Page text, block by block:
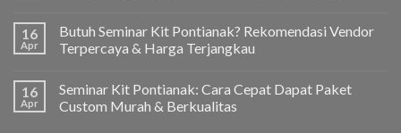
16
Apr
Butuh Seminar Kit Pontianak? Rekomendasi Vendor
Terpercaya & Harga Terjangkau
16
Apr
Seminar Kit Pontianak: Cara Cepat Dapat Paket
Custom Murah & Berkualitas